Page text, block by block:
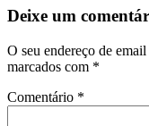
Deixe um
O seu endereço de
marcados com *
Comentário *